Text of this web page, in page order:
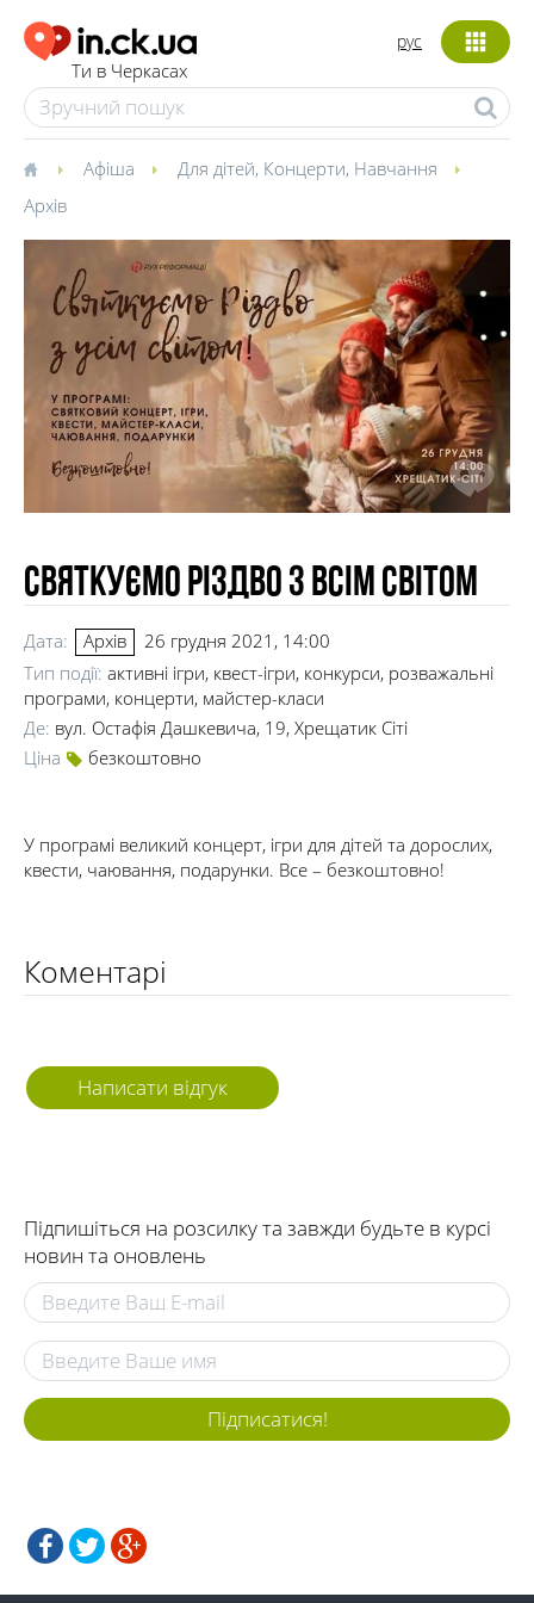
Ти в Черкасах
рус
Афіша Для дітей, Концерти, Навчання
Архів
Святкуємо Різдво з всім світом
Дата: Архів
26 грудня 2021, 14:00
Тип події: активні ігри, квест-ігри, конкурси, розважальні
програми, концерти, майстер-класи
Де: вул. Остафія Дашкевича, 19, Хрещатик Сіті
Ціна
безкоштовно
У програмі великий концерт, ігри для дітей та дорослих,
квести, чаювання, подарунки. Все – безкоштовно!
Коментарі
Написати відгук
Підпишіться на розсилку та завжди будьте в курсі
новин та оновлень
Підписатися!